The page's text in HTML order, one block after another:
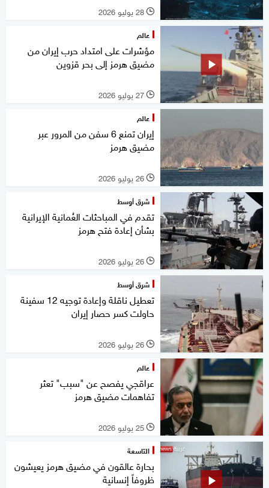
l 28 يوليو 2026
عالم
مؤشرات على امتداد حرب إيران من
مضيق هرمز إلى بحر قزوين
l 27 يوليو 2026
عالم
إيران تمنع 6 سفن من المرور عبر
مضيق هرمز
l 26 يوليو 2026
شرق أوسط
تقدم في المباحثات العُمانية الإيرانية
بشأن إعادة فتح هرمز
l 26 يوليو 2026
شرق أوسط
تعطيل ناقلة وإعادة توجيه 12 سفينة
حاولت كسر حصار إيران
l 26 يوليو 2026
عالم
عراقجي يفصح عن "سبب" تعثر
تفاهمات مضيق هرمز
l 25 يوليو 2026
التاسعة
بحارة عالقون في مضيق هرمز يعيشون
ظروفاً إنسانية